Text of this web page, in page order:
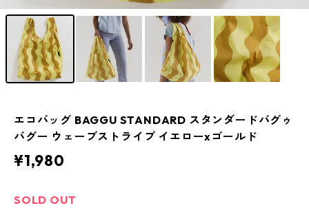
エコバッグ BAGGU STANDARD スタンダードバグゥ
バグー ウェーブストライプ イエローxゴールド
¥1,980
SOLD OUT